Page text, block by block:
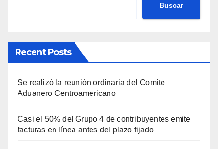
Buscar
Recent Posts
Se realizó la reunión ordinaria del Comité
Aduanero Centroamericano
Casi el 50% del Grupo 4 de contribuyentes emite
facturas en línea antes del plazo fijado